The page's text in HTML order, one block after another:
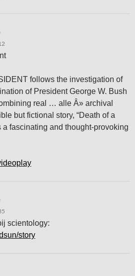
follows the investigation of
of President George W. Bush
real … alle Â» archival
but fictional story, “Death of a
a fascinating and thought-provoking
scientology:
story